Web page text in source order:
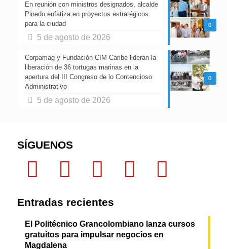
0
En reunión con ministros designados, alcalde
Pinedo enfatiza en proyectos estratégicos
para la ciudad
5 de agosto de 2026
0
Corpamag y Fundación CIM Caribe lideran la
liberación de 36 tortugas marinas en la
apertura del III Congreso de lo Contencioso
Administrativo
5 de agosto de 2026
SÍGUENOS
Entradas recientes
El Politécnico Grancolombiano lanza cursos
gratuitos para impulsar negocios en
Magdalena